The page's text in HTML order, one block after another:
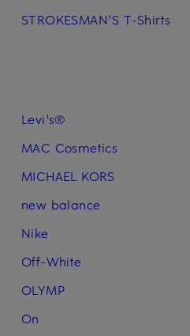
STROKESMAN'S T-Shirts
Levi's®
MAC Cosmetics
MICHAEL KORS
new balance
Nike
Off-White
OLYMP
On